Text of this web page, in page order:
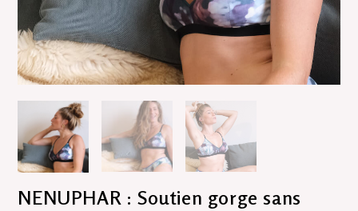
NENUPHAR : Soutien gorge sans